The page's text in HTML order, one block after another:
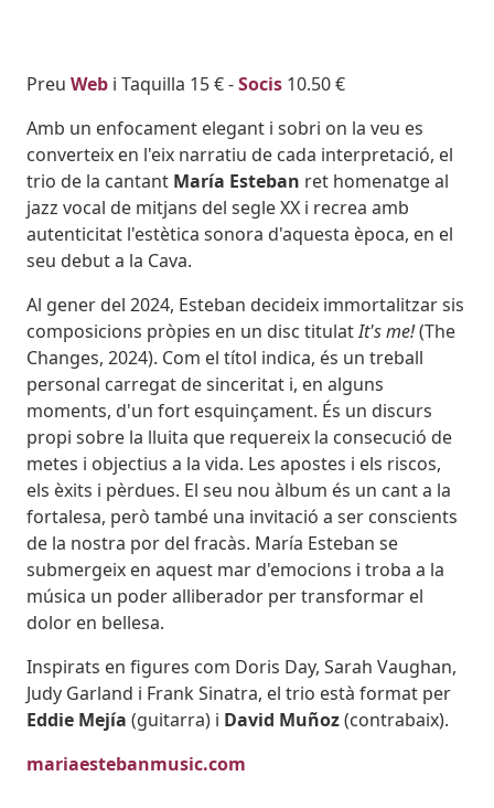
Body
Preu Web i Taquilla 15 € -Socis 10.50 €
Amb un enfocament elegant i sobri on la veu es
converteix en l'eix narratiu de cada interpretació, el
trio de la cantant María Esteban ret homenatge al
jazz vocal de mitjans del segle XX i recrea amb
autenticitat l'estètica sonora d'aquesta època, en el
seu debut a la Cava.
Al gener del 2024, Esteban decideix immortalitzar sis
composicions pròpies en un disc titulatIt's me!(The
Changes, 2024). Com el títol indica, és un treball
personal carregat de sinceritat i, en alguns
moments, d'un fort esquinçament. És un discurs
propi sobre la lluita que requereix la consecució de
metes i objectius a la vida. Les apostes i els riscos,
els èxits i pèrdues. El seu nou àlbum és un cant a la
fortalesa, però també una invitació a ser conscients
de la nostra por del fracàs. María Esteban se
submergeix en aquest mar d'emocions i troba a la
música un poder alliberador per transformar el
dolor en bellesa.
Inspirats en figures com Doris Day, Sarah Vaughan,
Judy Garland i Frank Sinatra, el trio està format per
Eddie Mejía (guitarra) i David Muñoz(contrabaix).
mariaestebanmusic.com